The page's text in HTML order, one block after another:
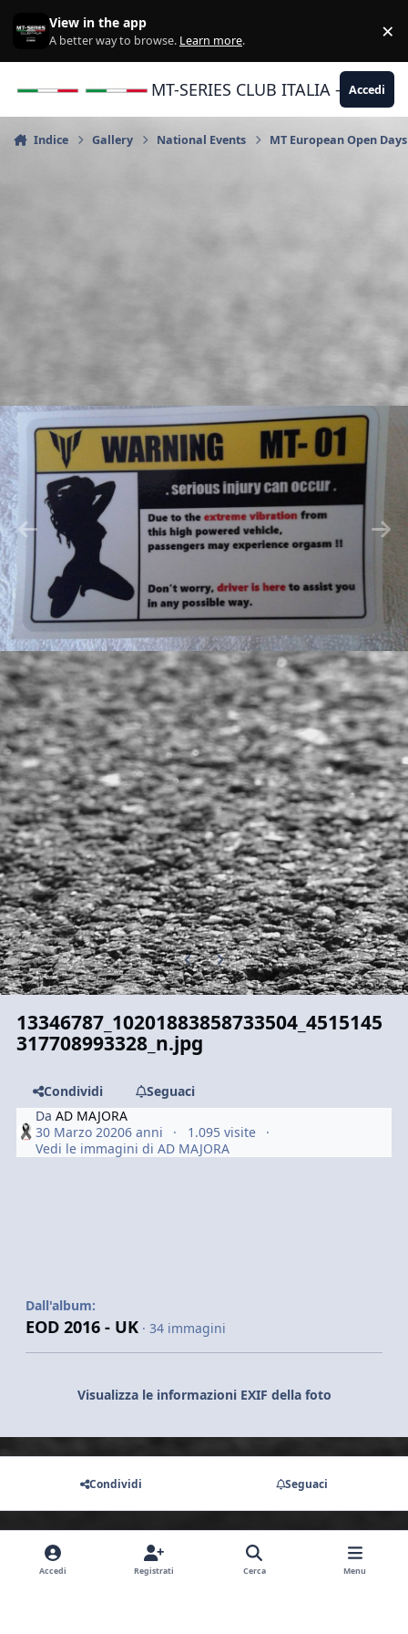
View in the app
A better way to browse. Learn more. ×
MT-SERIES CLUB ITALIA -Accedi
Indice Gallery National Events MT European Open Days
Previous carousel slide
Next carousel slide
13346787_10201883858733504_4515145
317708993328_n.jpg
Condividi
Seguaci
DaAD MAJORA
30 Marzo 20206 anni
1.095 visite
Vedi le immagini di AD MAJORA
Dall'album:
EOD 2016 - UK · 34 immagini
Visualizza le informazioni EXIF della foto
Condividi Seguaci
Non ci sono commenti da visualizzare.
Accedi Registrati Cerca Menu